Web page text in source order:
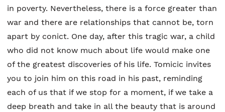
in poverty. Nevertheless, there is a force greater than
war and there are relationships that cannot be, torn
apart by conict. One day, after this tragic war, a child
who did not know much about life would make one
of the greatest discoveries of his life. Tomicic invites
you to join him on this road in his past, reminding
each of us that if we stop for a moment, if we take a
deep breath and take in all the beauty that is around